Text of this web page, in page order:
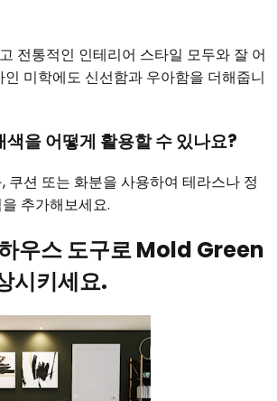
전통적인 인테리어 스타일 모두와 잘 어
미학에도 신선함과 우아함을 더해줍니
색을 어떻게 활용할 수 있나요?
쿠션 또는 화분을 사용하여 테라스나 정
추가해보세요.
우스 도구로 Mold Green
시키세요.